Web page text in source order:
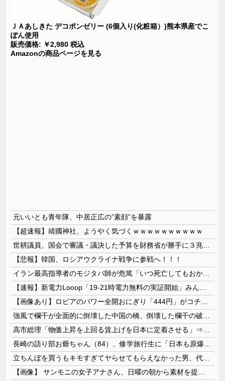
ＪＡあしきた デコポンゼリー (6個入り(化粧箱）)熊本県産でこ
ぽん使用
販売価格: ￥2,980 税込
Amazonの商品ページを見る
元いいとも青年隊、中居正広の”素顔”を暴露
【超速報】靖國神社、ようやく気づくｗｗｗｗｗｗｗｗｗｗ
【悲報】韓国、ロシアウクライナ戦争に参戦へ！！！